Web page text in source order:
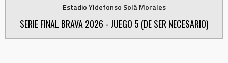
Estadio Yldefonso Solá Morales
SERIE FINAL BRAVA 2026 - JUEGO 5 (DE SER NECESARIO)